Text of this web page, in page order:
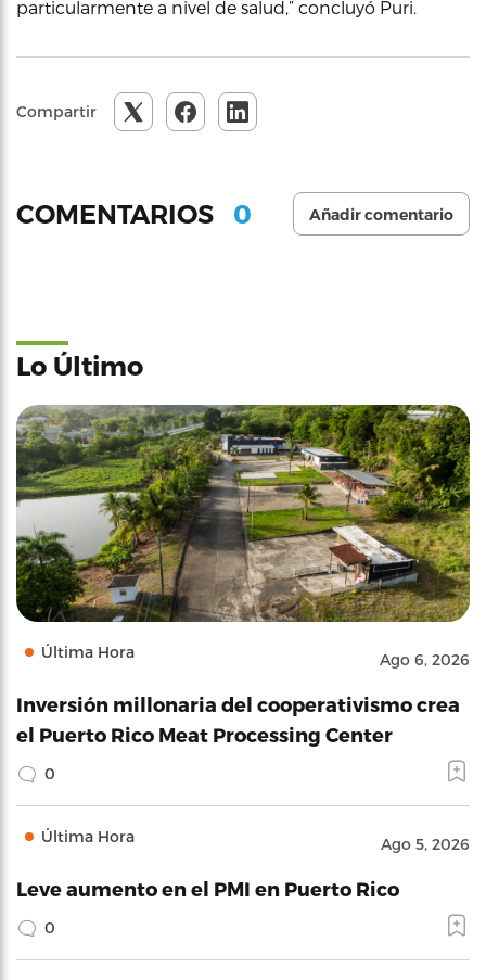
particularmente a nivel de salud,” concluyó Puri.
Compartir
COMENTARIOS 0 Añadir comentario
Lo Último
Última Hora Ago 6, 2026
Inversión millonaria del cooperativismo crea
el Puerto Rico Meat Processing Center
0
Última Hora Ago 5, 2026
Leve aumento en el PMI en Puerto Rico
0